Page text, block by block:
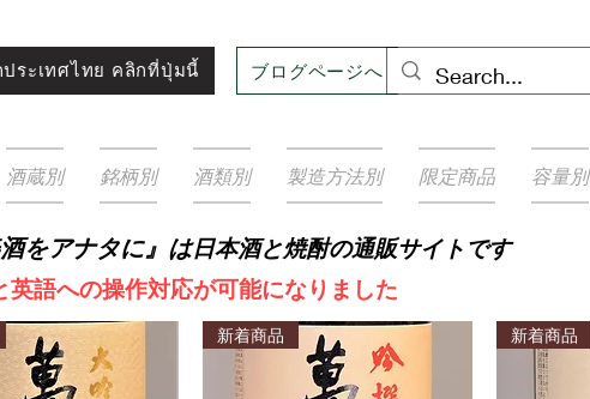
ระเทศไทย คลิกที่ปุ่มนี้ ブログページへ
酒蔵別 銘柄別 酒類別 製造方法別 限定商品 容量別
をアナタに』は日本酒と焼酎の通販サイトです
英語への操作対応が可能になりました
新着商品 新着商品